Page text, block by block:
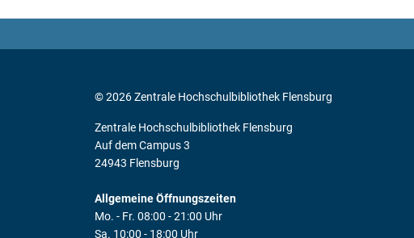
© 2026 Zentrale Hochschulbibliothek Flensburg
Zentrale Hochschulbibliothek Flensburg
Auf dem Campus 3
24943 Flensburg
Allgemeine Öffnungszeiten
Mo. - Fr. 08:00 - 21:00 Uhr
Sa. 10:00 - 18:00 Uhr